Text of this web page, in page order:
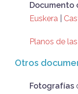
Euskera
Planos de
Otros
Fotografías